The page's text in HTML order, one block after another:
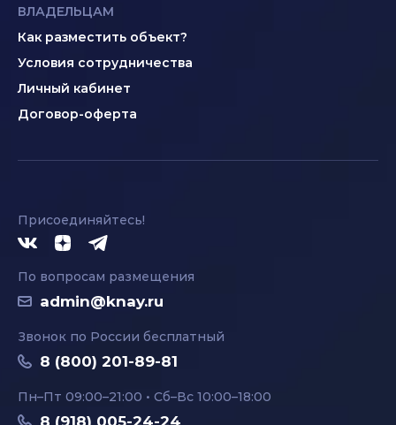
ВЛАДЕЛЬЦАМ
Как разместить объект?
Условия сотрудничества
Личный кабинет
Договор-оферта
Присоединяйтесь!
По вопросам размещения
admin@knay.ru
Звонок по России бесплатный
8 (800) 201-89-81
Пн–Пт 09:00–21:00 • Сб–Вс 10:00–18:00